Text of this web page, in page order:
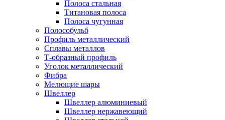
Полоса стальная
Титановая полоса
Полоса чугунная
Полособульб
Профиль металлический
Сплавы металлов
Т-образный профиль
Уголок металлический
Фибра
Мелющие шары
Швеллер
Швеллер алюминиевый
Швеллер нержавеющий